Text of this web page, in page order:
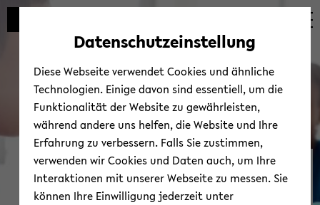
Automatische
vermeiden
skip
main
skip
main
skip
footer
Me­di­en & News
Datenschutzeinstellung
Diese Webseite verwendet Cookies und ähnliche
Technologien. Einige davon sind essentiell, um die
Funktionalität der Website zu gewährleisten,
während andere uns helfen, die Website und Ihre
Erfahrung zu verbessern. Falls Sie zustimmen,
verwenden wir Cookies und Daten auch, um Ihre
Interaktionen mit unserer Webseite zu messen. Sie
können Ihre Einwilligung jederzeit unter